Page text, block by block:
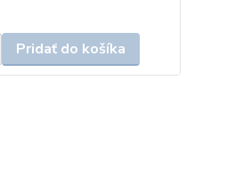
Pridať do košíka